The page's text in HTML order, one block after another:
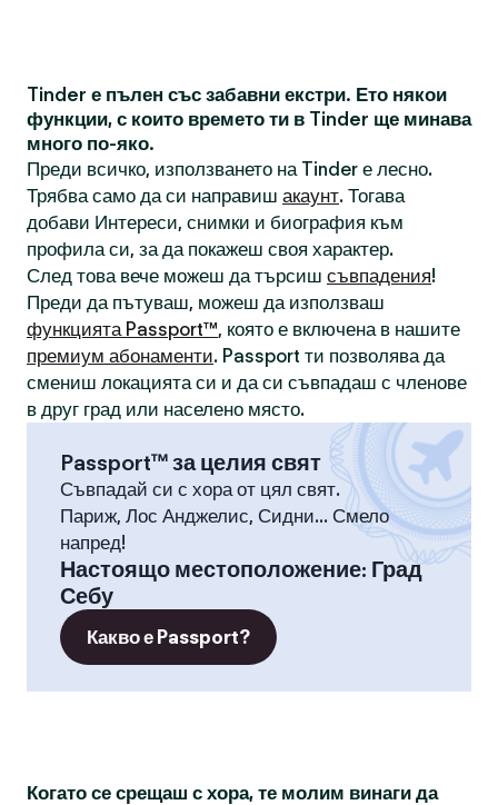
Tinder е пълен със забавни екстри. Ето някои
функции, с които времето ти в Tinder ще минава
много по-яко.
Преди всичко, използването на Tinder е лесно.
Трябва само да си направиш акаунт. Тогава
добави Интереси, снимки и биография към
профила си, за да покажеш своя характер.
След това вече можеш да търсиш съвпадения!
Преди да пътуваш, можеш да използваш
функцията Passport™, която е включена в нашите
премиум абонаменти. Passport ти позволява да
смениш локацията си и да си съвпадаш с членове
в друг град или населено място.
Passport™ за целия свят
Съвпадай си с хора от цял свят.
Париж, Лос Анджелис, Сидни... Смело
напред!
Настоящо местоположение: Град
Себу
Какво е Passport?
Когато се срещаш с хора, те молим винаги да